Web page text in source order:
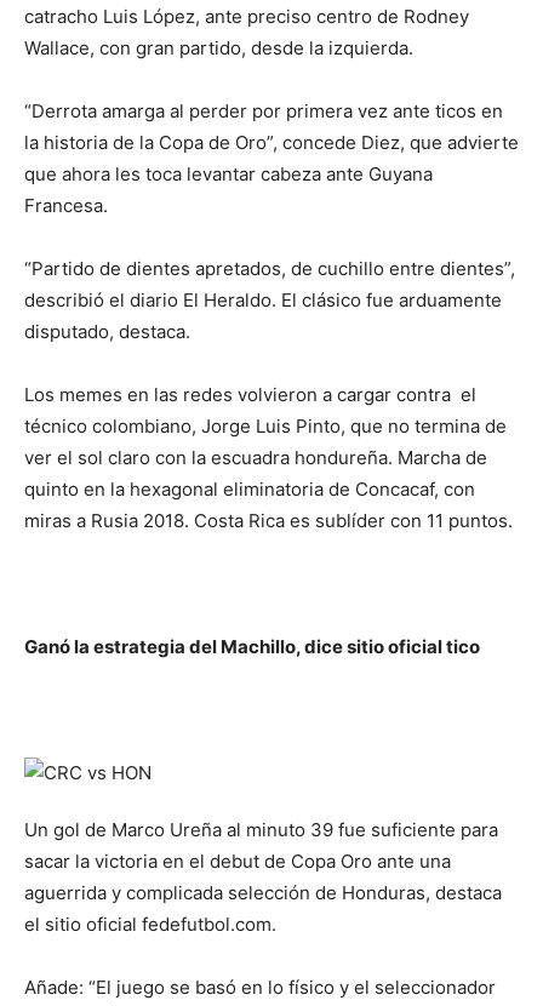
catracho Luis López, ante preciso centro de Rodney
Wallace, con gran partido, desde la izquierda.
“Derrota amarga al perder por primera vez ante ticos en
la historia de la Copa de Oro”, concede Diez, que advierte
que ahora les toca levantar cabeza ante Guyana
Francesa.
“Partido de dientes apretados, de cuchillo entre dientes”,
describió el diario El Heraldo. El clásico fue arduamente
disputado, destaca.
Los memes en las redes volvieron a cargar contra el
técnico colombiano, Jorge Luis Pinto, que no termina de
ver el sol claro con la escuadra hondureña. Marcha de
quinto en la hexagonal eliminatoria de Concacaf, con
miras a Rusia 2018. Costa Rica es sublíder con 11 puntos.
Ganó la estrategia del Machillo, dice sitio oficial tico
Un gol de Marco Ureña al minuto 39 fue suficiente para
sacar la victoria en el debut de Copa Oro ante una
aguerrida y complicada selección de Honduras, destaca
el sitio oficial fedefutbol.com.
Añade: “El juego se basó en lo físico y el seleccionador